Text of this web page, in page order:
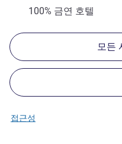
100% 금연 호텔
모든
접근성